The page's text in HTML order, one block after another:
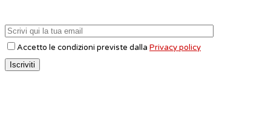
Accetto le condizioni previste dalla Privacy policy